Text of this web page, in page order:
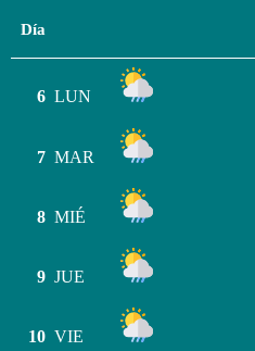
Día
6 LUN
7 MAR
8 MIÉ
9 JUE
10 VIE